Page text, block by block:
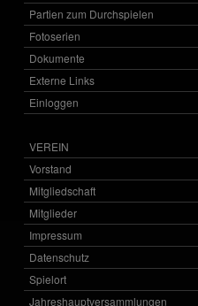
Partien zum Durchspielen
Fotoserien
Dokumente
Externe Links
Einloggen
VEREIN
Vorstand
Mitgliedschaft
Mitglieder
Impressum
Datenschutz
Spielort
Jahreshauptversammlungen